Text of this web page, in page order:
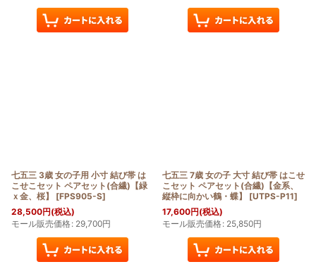
七五三 3歳 女の子用 小寸 結び帯 は
こせこセット ペアセット(合繊)【緑
ｘ金、桜】
[FPS905-S]
28,500円(税込)
モール販売価格: 29,700円
七五三 7歳 女の子 大寸 結び帯 はこせ
こセット ペアセット(合繊)【金系、
縦枠に向かい鶴・蝶】
[UTPS-P11]
17,600円(税込)
モール販売価格: 25,850円